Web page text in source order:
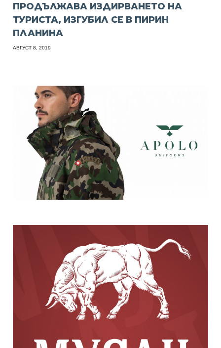
ПРОДЪЛЖАВА ИЗДИРВАНЕТО НА
ТУРИСТА, ИЗГУБИЛ СЕ В ПИРИН
ПЛАНИНА
АВГУСТ 8, 2019